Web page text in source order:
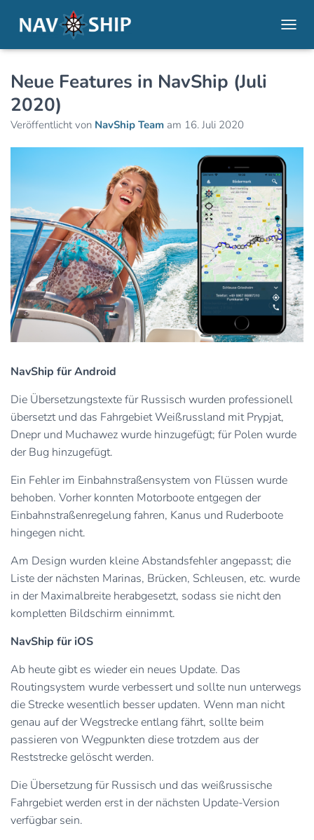
Neue Features in NavShip (Juli
2020)
Veröffentlicht von NavShip Team am 16. Juli 2020
NavShip für Android
Die Übersetzungstexte für Russisch wurden professionell
übersetzt und das Fahrgebiet Weißrussland mit Prypjat,
Dnepr und Muchawez wurde hinzugefügt; für Polen wurde
der Bug hinzugefügt.
Ein Fehler im Einbahnstraßensystem von Flüssen wurde
behoben. Vorher konnten Motorboote entgegen der
Einbahnstraßenregelung fahren, Kanus und Ruderboote
hingegen nicht.
Am Design wurden kleine Abstandsfehler angepasst; die
Liste der nächsten Marinas, Brücken, Schleusen, etc. wurde
in der Maximalbreite herabgesetzt, sodass sie nicht den
kompletten Bildschirm einnimmt.
NavShip für iOS
Ab heute gibt es wieder ein neues Update. Das
Routingsystem wurde verbessert und sollte nun unterwegs
die Strecke wesentlich besser updaten. Wenn man nicht
genau auf der Wegstrecke entlang fährt, sollte beim
passieren von Wegpunkten diese trotzdem aus der
Reststrecke gelöscht werden.
Die Übersetzung für Russisch und das weißrussische
Fahrgebiet werden erst in der nächsten Update-Version
verfügbar sein.